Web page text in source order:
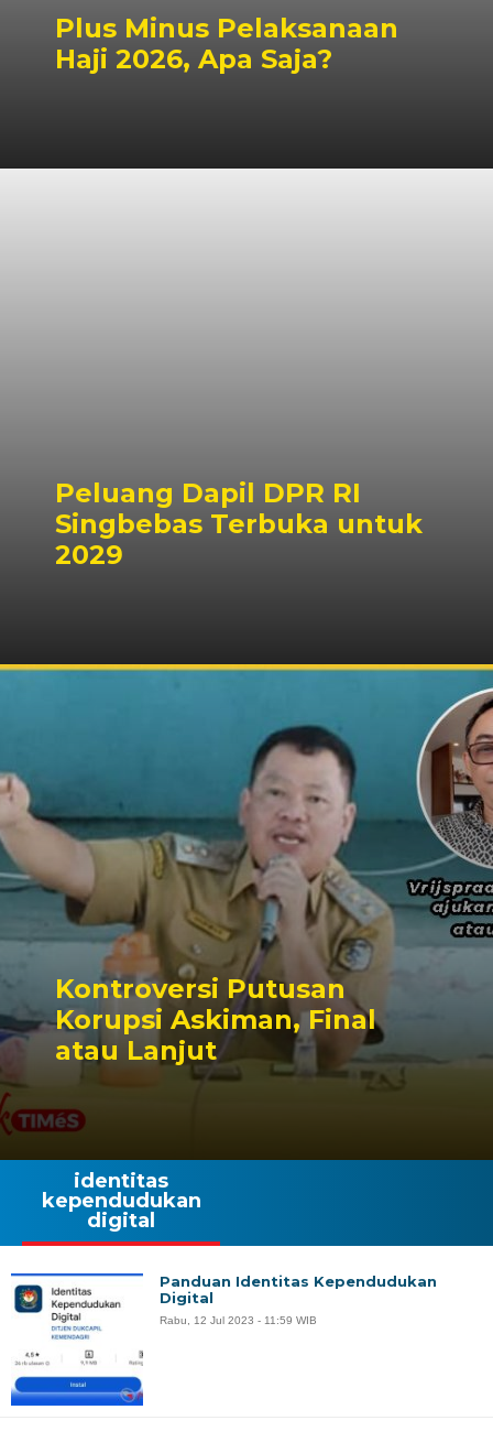
Plus Minus Pelaksanaan
Haji 2026, Apa Saja?
Peluang Dapil DPR RI
Singbebas Terbuka untuk
2029
Kontroversi Putusan
Korupsi Askiman, Final
atau Lanjut
identitas
kependudukan
digital
Panduan Identitas Kependudukan
Digital
Rabu, 12 Jul 2023 - 11:59 WIB